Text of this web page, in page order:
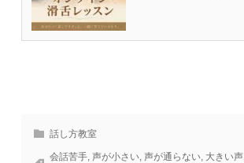
話し方教室
会話苦手 ,声が小さい ,声が通らない 大きい声